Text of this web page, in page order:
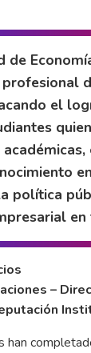
de
el
política
–
han